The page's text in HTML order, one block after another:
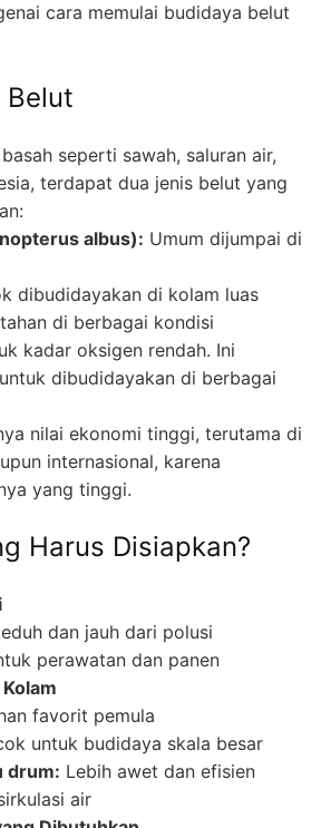
cara memulai budidaya belut
seperti sawah, saluran air,
terdapat dua jenis belut yang
albus): Umum dijumpai di
dibudidayakan di kolam luas
di berbagai kondisi
kadar oksigen rendah. Ini
dibudidayakan di berbagai
nilai ekonomi tinggi, terutama di
internasional, karena
yang tinggi.
Harus Disiapkan?
dan jauh dari polusi
perawatan dan panen
favorit pemula
untuk budidaya skala besar
drum: Lebih awet dan efisien
air